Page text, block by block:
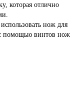
которая отлично
нож для
с помощью винтов нож